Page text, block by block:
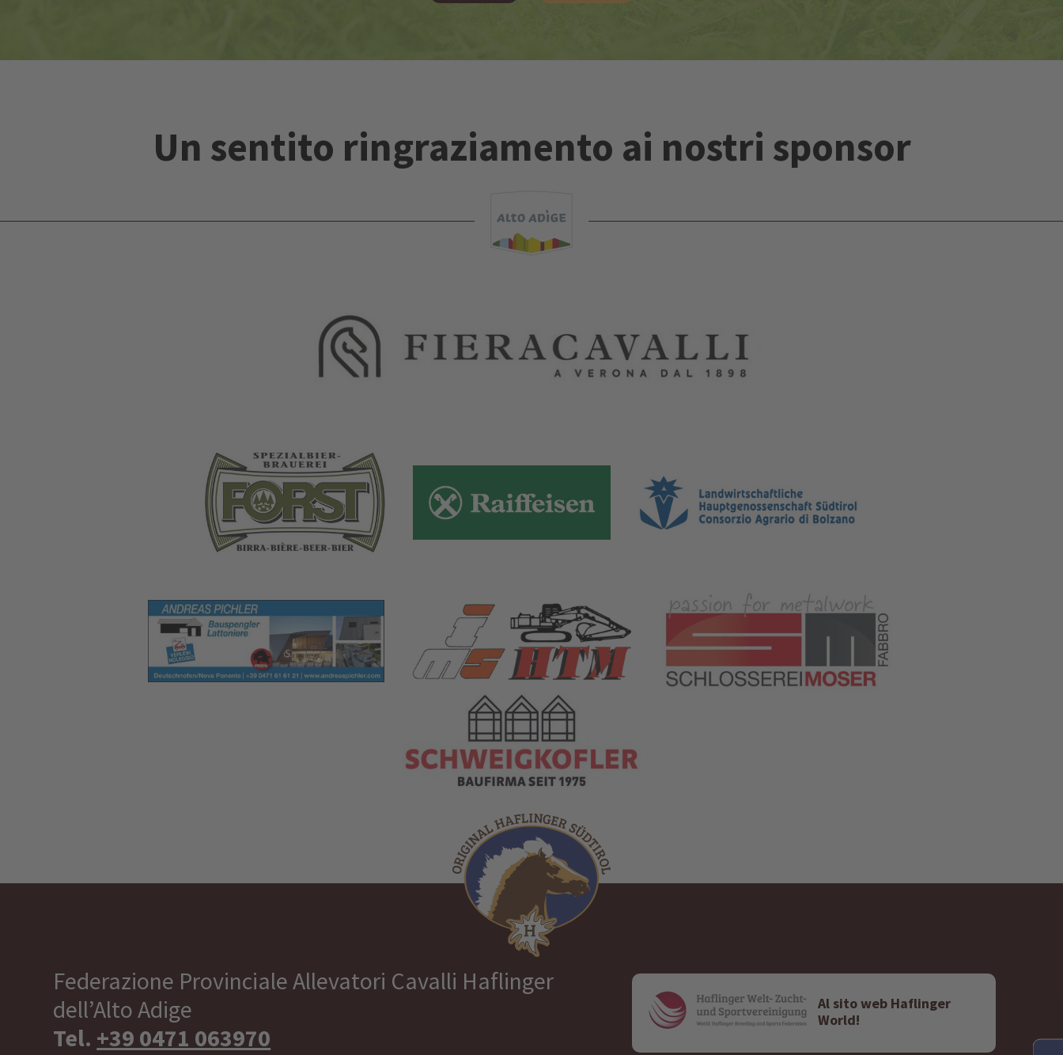
Un sentito ringraziamento ai nostri sponsor
Federazione Provinciale Allevatori Cavalli Haflinger
dell’Alto Adige
Tel. +39 0471 063970
Al sito web Haflinger
World!